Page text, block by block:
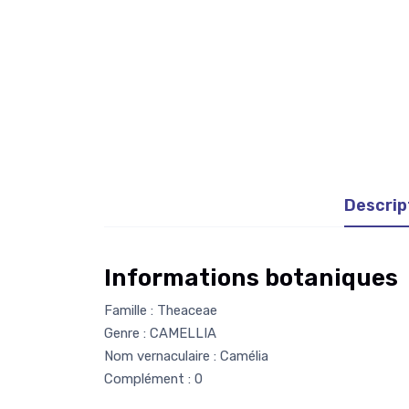
Informations botaniques
Famille : Theaceae
Genre : CAMELLIA
Nom vernaculaire : Camélia
Complément : 0